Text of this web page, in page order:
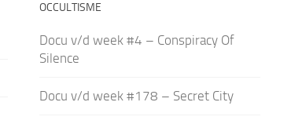
OCCULTISME
Docu v/d week #4 – Conspiracy Of
Silence
Docu v/d week #178 – Secret City